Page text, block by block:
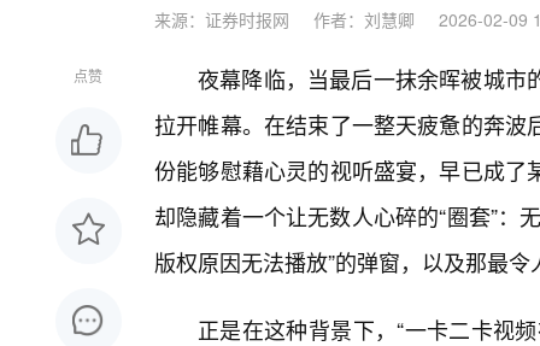
来源：证券时报网 作者：刘慧卿 2026-02-09
点赞
夜幕降临，当最后一抹余晖被城市
拉开帷幕。在结束了一整天疲惫的奔
份能够慰藉心灵的视听盛宴，早已成
却隐藏着一个让无数人心碎的“圈套”：
版权原因无法播放”的弹窗，以及那最
正是在这种背景下，“一卡二卡视